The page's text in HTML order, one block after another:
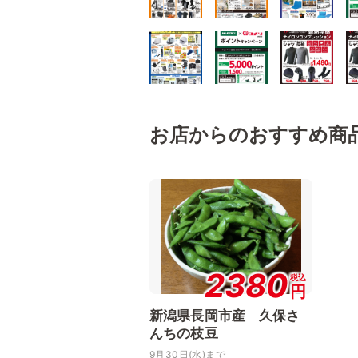
お店からのおすすめ商
2380税込
円
新潟県長岡市産 久保さ
んちの枝豆
9月30日(水)まで